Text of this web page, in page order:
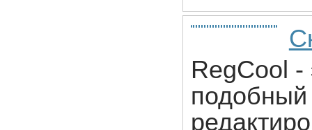
RegCool -
подобный